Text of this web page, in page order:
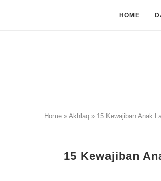
HOME
Home » Akhlaq » 15 Kewajiban Anak
15 Kewajiban